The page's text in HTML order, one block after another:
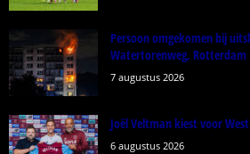
Persoon omgekomen bij
Watertorenweg, Rotterdam
7 augustus 2026
Joël Veltman kiest voor
6 augustus 2026